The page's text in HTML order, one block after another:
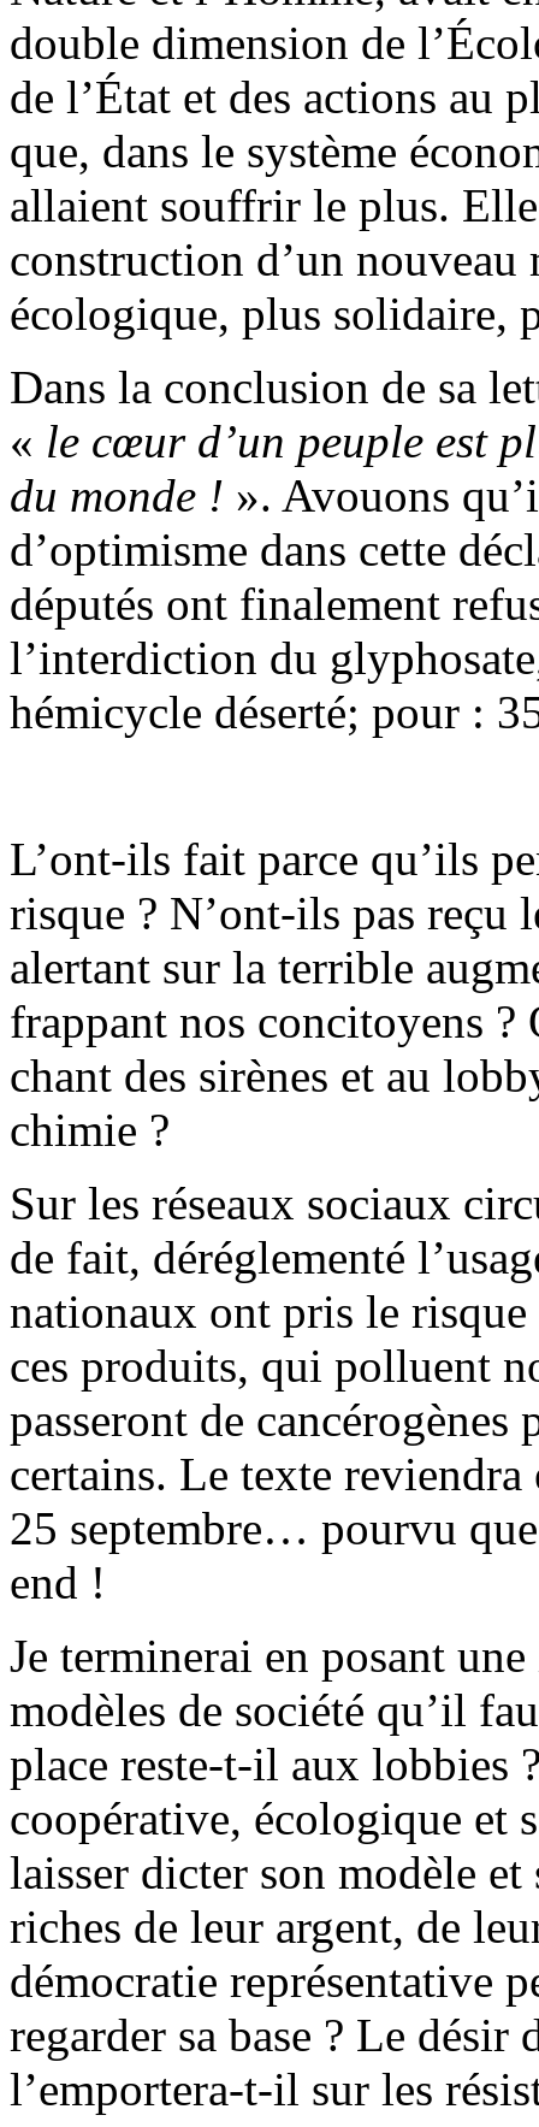
double dimension de
de l’État et des actions au
que, dans le système
allaient souffrir le plus.
construction d’un
écologique, plus solidaire,
Dans la conclusion de sa
« le cœur d’un peuple est
du monde ! ». Avouons
d’optimisme dans cette
députés ont finalement
l’interdiction du
hémicycle déserté; pour :
L’ont-ils fait parce qu’ils
risque ? N’ont-ils pas reçu
alertant sur la terrible
frappant nos concitoyens ?
chant des sirènes et au
chimie ?
Sur les réseaux sociaux
de fait, déréglementé
nationaux ont pris le
ces produits, qui polluent
passeront de cancérogènes
certains. Le texte
25 septembre… pourvu
end !
Je terminerai en posant
modèles de société qu’il
place reste-t-il aux lobbies
coopérative, écologique et
laisser dicter son modèle
riches de leur argent, de
démocratie représentative
regarder sa base ? Le désir
l’emportera-t-il sur les